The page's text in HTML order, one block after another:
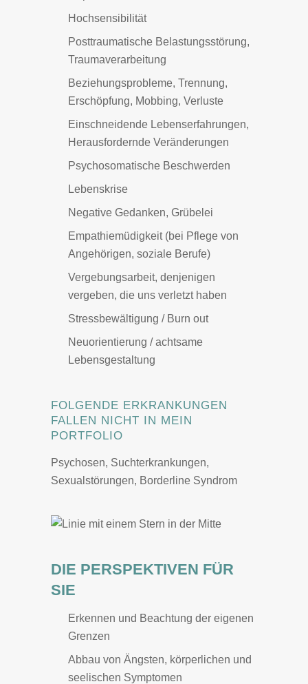
Hochsensibilität
Posttraumatische Belastungsstörung,
Traumaverarbeitung
Beziehungsprobleme, Trennung,
Erschöpfung, Mobbing, Verluste
Einschneidende Lebenserfahrungen,
Herausfordernde Veränderungen
Psychosomatische Beschwerden
Lebenskrise
Negative Gedanken, Grübelei
Empathiemüdigkeit (bei Pflege von
Angehörigen, soziale Berufe)
Vergebungsarbeit, denjenigen
vergeben, die uns verletzt haben
Stressbewältigung / Burn out
Neuorientierung / achtsame
Lebensgestaltung
FOLGENDE ERKRANKUNGEN
FALLEN NICHT IN MEIN
PORTFOLIO
Psychosen, Suchterkrankungen,
Sexualstörungen, Borderline Syndrom
DIE PERSPEKTIVEN FÜR
SIE
Erkennen und Beachtung der eigenen
Grenzen
Abbau von Ängsten, körperlichen und
seelischen Symptomen